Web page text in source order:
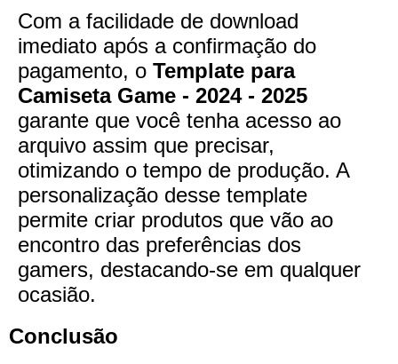
Com a facilidade de download
imediato após a confirmação do
pagamento, o Template para
Camiseta Game - 2024 - 2025
garante que você tenha acesso ao
arquivo assim que precisar,
otimizando o tempo de produção. A
personalização desse template
permite criar produtos que vão ao
encontro das preferências dos
gamers, destacando-se em qualquer
ocasião.
Conclusão